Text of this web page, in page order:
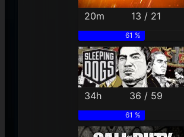
20m 13 / 21
61 %
34h 36 / 59
61 %